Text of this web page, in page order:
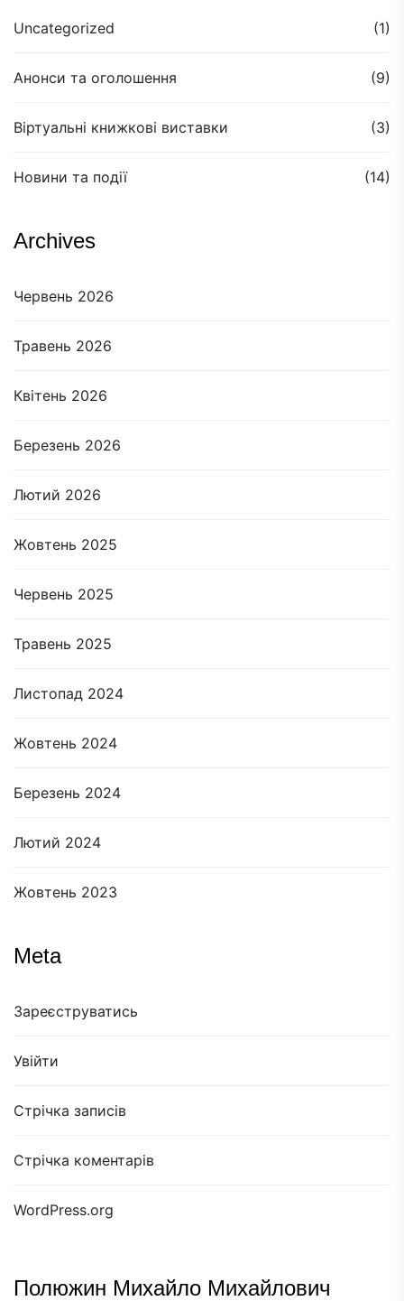
Uncategorized (1)
Анонси та оголошення (9)
Віртуальні книжкові виставки (3)
Новини та події (14)
Archives
Червень 2026
Травень 2026
Квітень 2026
Березень 2026
Лютий 2026
Жовтень 2025
Червень 2025
Травень 2025
Листопад 2024
Жовтень 2024
Березень 2024
Лютий 2024
Жовтень 2023
Meta
Зареєструватись
Увійти
Стрічка записів
Стрічка коментарів
WordPress.org
Полюжин Михайло Михайлович